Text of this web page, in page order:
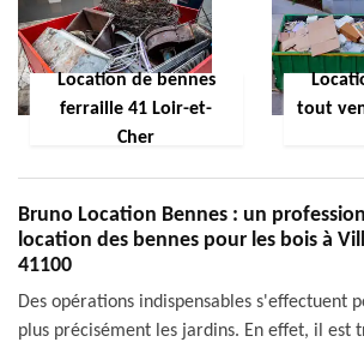
Location de bennes
ferraille 41 Loir-et-
Cher
tout
Bruno Location Bennes : un
location des bennes pour les bois à
41100
Des opérations indispensables s'effectuent
plus précisément les jardins. En effet, il est